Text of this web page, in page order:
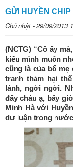
GỬI HUYỀN CHIP
Chủ nhật - 29/09/2013
(NCTG) “Cô ấy
kiểu mình muốn
cũng là của bố mẹ
tranh thảm hại
lánh, ngời ngời.
đấy cháu ạ, bây
Minh Hà với
dư luận trong nước